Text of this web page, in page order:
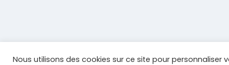
Nous utilisons des cookies sur ce site pour personnaliser